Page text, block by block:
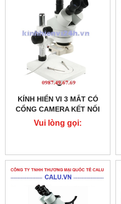
KÍNH HIỂN VI 3 MẮT CÓ
CỔNG CAMERA KẾT NỐI
MÀN HÌNH SZM7045T-B1
Vui lòng gọi: